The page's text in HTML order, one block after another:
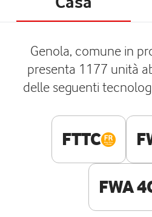
Genola, comune in
presenta 1177 unità
delle seguenti
FTTC
FWA